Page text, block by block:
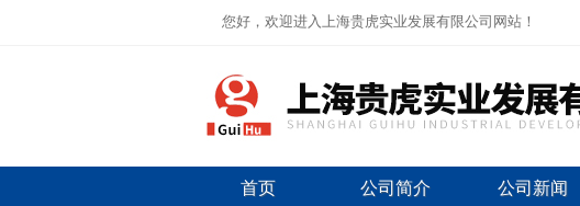
您好，欢迎进入上海贵虎实业发展有限公司网站！
首页 公司简介 公司新闻